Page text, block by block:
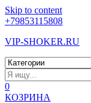
Skip to content
+79853115808
VIP-SHOKER.RU
0
КОЗРИНА